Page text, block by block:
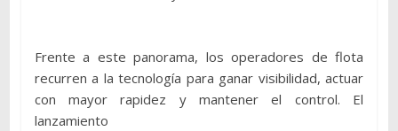
Frente a este panorama, los operadores de flota
recurren a la tecnología para ganar visibilidad, actuar
con mayor rapidez y mantener el control. El
lanzamiento